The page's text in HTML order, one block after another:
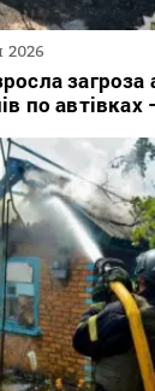
2026
загроза
по